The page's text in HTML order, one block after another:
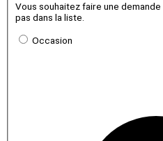
Vous souhaitez faire une
pas dans la liste.
Occasion